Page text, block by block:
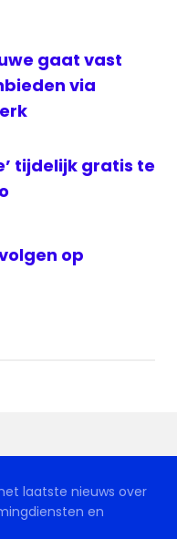
gaat vast
via
tijdelijk gratis te
op
laatste nieuws over
en